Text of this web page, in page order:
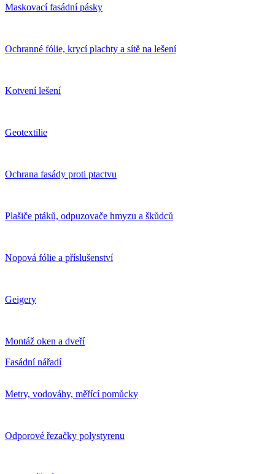
Maskovací fasádní pásky
Ochranné fólie, krycí plachty a sítě na lešení
Kotvení lešení
Geotextilie
Ochrana fasády proti ptactvu
Plašiče ptáků, odpuzovače hmyzu a škůdců
Nopová fólie a příslušenství
Geigery
Montáž oken a dveří
Fasádní nářadí
Metry, vodováhy, měřící pomůcky
Odporové řezačky polystyrenu